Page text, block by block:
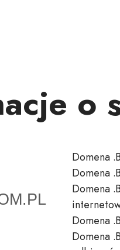
o
Domena
Domena
Domena
Domena
Domena